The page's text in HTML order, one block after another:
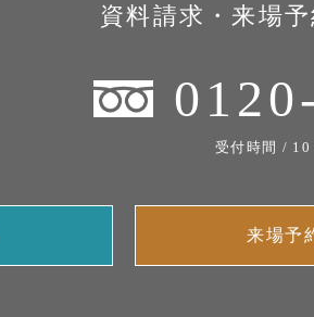
資料請求・来場
受付時間 / 10
来場予